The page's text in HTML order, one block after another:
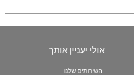
אולי יעניין אותך
השירותים שלנו